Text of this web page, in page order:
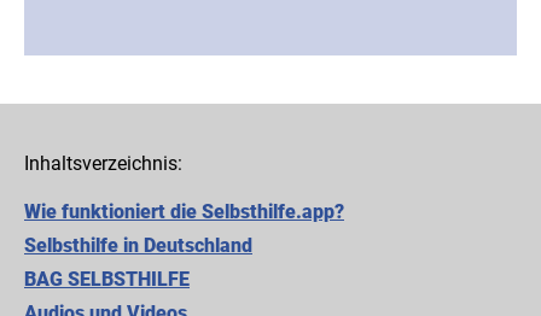
Inhaltsverzeichnis:
Wie funktioniert die Selbsthilfe.app?
Selbsthilfe in Deutschland
BAG SELBSTHILFE